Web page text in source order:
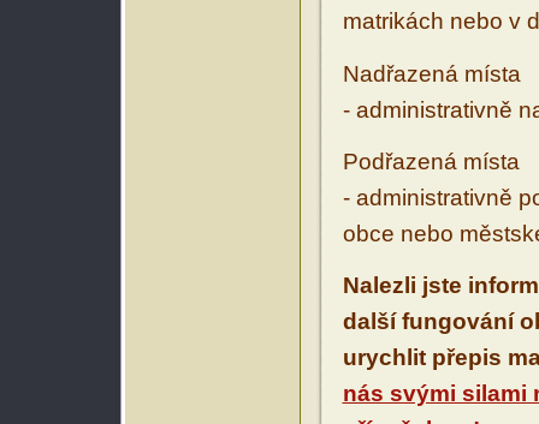
matrikách nebo v
Nadřazená místa
- administrativně
Podřazená místa
- administrativně
obce nebo
Nalezli jste
další fungování
urychlit přepis
nás svými silami